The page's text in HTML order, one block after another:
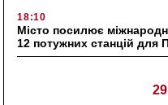
18:10
Місто посилює
12 потужних станцій для